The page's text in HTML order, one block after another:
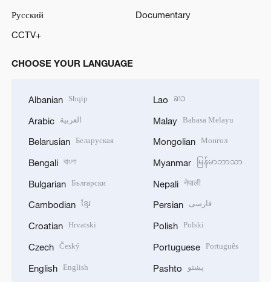
Русский
Documentary
CCTV+
CHOOSE YOUR LANGUAGE
Albanian Shqip
Arabic العربية
Belarusian Беларуская
Bengali বাংলা
Bulgarian Български
Cambodian ខ្មែរ
Croatian Hrvatski
Czech Český
English English
Lao ລາວ
Malay Bahasa Melayu
Mongolian Монгол
Myanmar မြန်မာဘာသာ
Nepali नेपाली
Persian فارسی
Polish Polski
Portuguese Português
Pashto پښتو